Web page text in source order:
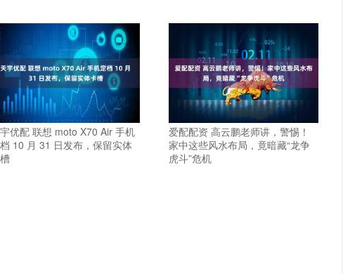
优配 联想 moto X70 Air 手机
10 月 31 日发布，保留实体
爱配配资 高云鹏老师讲，警惕！
家中这些风水布局，竟暗藏“龙争
虎斗”危机